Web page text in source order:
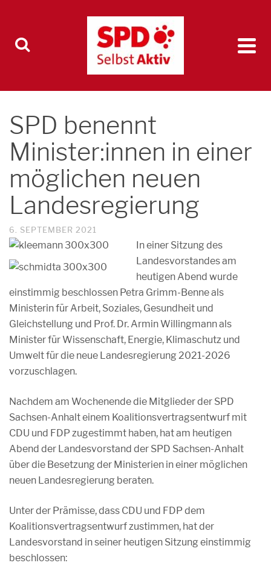
SPD benennt
Minister:innen in einer
möglichen neuen
Landesregierung
6. SEPTEMBER 2021
In einer Sitzung des
Landesvorstandes am
heutigen Abend wurde
einstimmig beschlossen Petra Grimm-Benne als
Ministerin für Arbeit, Soziales, Gesundheit und
Gleichstellung und Prof. Dr. Armin Willingmann als
Minister für Wissenschaft, Energie, Klimaschutz und
Umwelt für die neue Landesregierung 2021-2026
vorzuschlagen.
Nachdem am Wochenende die Mitglieder der SPD
Sachsen-Anhalt einem Koalitionsvertragsentwurf mit
CDU und FDP zugestimmt haben, hat am heutigen
Abend der Landesvorstand der SPD Sachsen-Anhalt
über die Besetzung der Ministerien in einer möglichen
neuen Landesregierung beraten.
Unter der Prämisse, dass CDU und FDP dem
Koalitionsvertragsentwurf zustimmen, hat der
Landesvorstand in seiner heutigen Sitzung einstimmig
beschlossen: